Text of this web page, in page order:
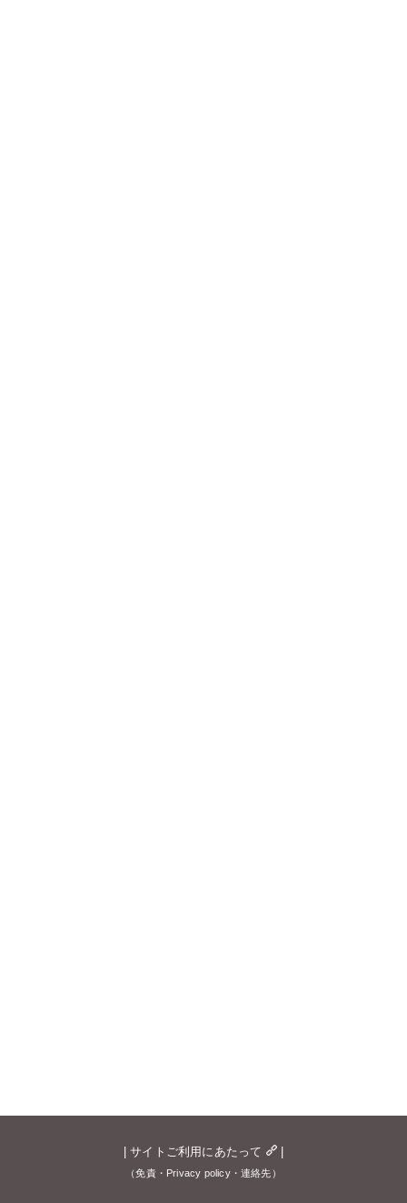
|サイトご利用にあたって |
（免責・Privacy policy・連絡先）